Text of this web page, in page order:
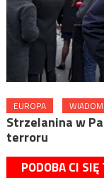
EUROPA
Strzelanina w
terroru
PODOBA CI